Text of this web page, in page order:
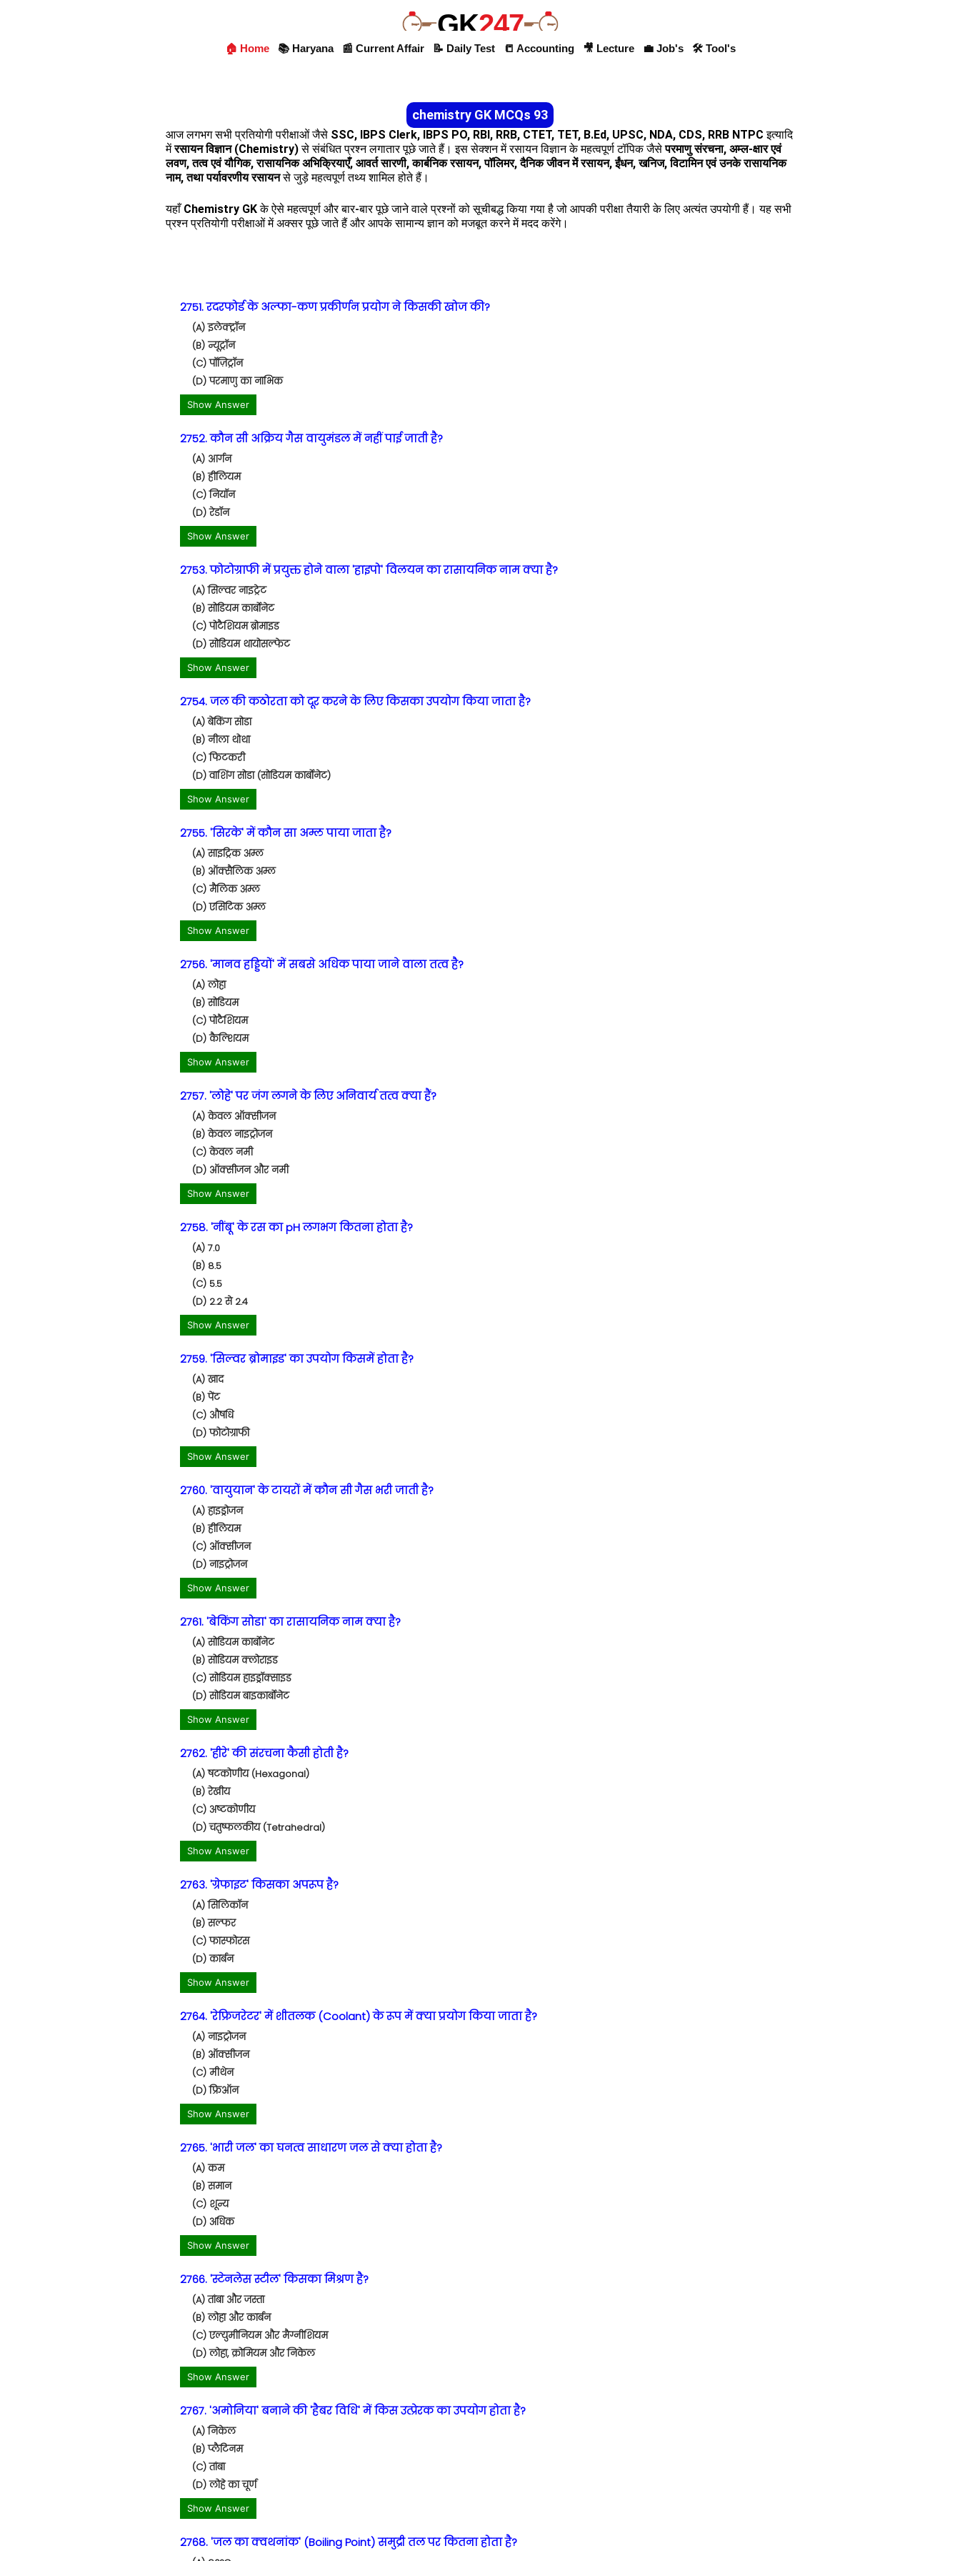
GK247
🏠 Home 📚 Haryana 📰 Current Affair 📝 Daily Test 📒 Accounting 🎥 Lecture 💼 Job's 🛠 Tool's
chemistry GK MCQs 93
आज लगभग सभी प्रतियोगी परीक्षाओं जैसे SSC, IBPS Clerk, IBPS PO, RBI, RRB, CTET, TET, B.Ed, UPSC, NDA, CDS, RRB NTPC इत्यादि
मेंरसायन विज्ञान (Chemistry)से संबंधित प्रश्न लगातार पूछे जाते हैं। इस सेक्शन में रसायन विज्ञान के महत्वपूर्ण टॉपिक जैसेपरमाणु संरचना, अम्ल-क्षार एवं
लवण, तत्व एवं यौगिक, रासायनिक अभिक्रियाएँ, आवर्त सारणी, कार्बनिक रसायन, पॉलिमर, दैनिक जीवन में रसायन, ईंधन, खनिज, विटामिन एवं उनके रासायनिक
नाम, तथा पर्यावरणीय रसायनसे जुड़े महत्वपूर्ण तथ्य शामिल होते हैं।
यहाँ Chemistry GKके ऐसे महत्वपूर्ण और बार-बार पूछे जाने वाले प्रश्नों को सूचीबद्ध किया गया है जो आपकी परीक्षा तैयारी के लिए अत्यंत उपयोगी हैं। यह सभी
प्रश्न प्रतियोगी परीक्षाओं में अक्सर पूछे जाते हैं और आपके सामान्य ज्ञान को मजबूत करने में मदद करेंगे।
2751. रदरफोर्ड के अल्फा-कण प्रकीर्णन प्रयोग ने किसकी खोज की?
(A) इलेक्ट्रॉन
(B) न्यूट्रॉन
(C) पॉज़िट्रॉन
(D) परमाणु का नाभिक
Show Answer
2752. कौन सी अक्रिय गैस वायुमंडल में नहीं पाई जाती है?
(A) आर्गन
(B) हीलियम
(C) नियॉन
(D) रेडॉन
Show Answer
2753. फोटोग्राफी में प्रयुक्त होने वाला 'हाइपो' विलयन का रासायनिक नाम क्या है?
(A) सिल्वर नाइट्रेट
(B) सोडियम कार्बोनेट
(C) पोटैशियम ब्रोमाइड
(D) सोडियम थायोसल्फेट
Show Answer
2754. जल की कठोरता को दूर करने के लिए किसका उपयोग किया जाता है?
(A) बेकिंग सोडा
(B) नीला थोथा
(C) फिटकरी
(D) वाशिंग सोडा (सोडियम कार्बोनेट)
Show Answer
2755. 'सिरके' में कौन सा अम्ल पाया जाता है?
(A) साइट्रिक अम्ल
(B) ऑक्सैलिक अम्ल
(C) मैलिक अम्ल
(D) एसिटिक अम्ल
Show Answer
2756. 'मानव हड्डियों' में सबसे अधिक पाया जाने वाला तत्व है?
(A) लोहा
(B) सोडियम
(C) पोटैशियम
(D) कैल्शियम
Show Answer
2757. 'लोहे' पर जंग लगने के लिए अनिवार्य तत्व क्या हैं?
(A) केवल ऑक्सीजन
(B) केवल नाइट्रोजन
(C) केवल नमी
(D) ऑक्सीजन और नमी
Show Answer
2758. 'नींबू' के रस का pH लगभग कितना होता है?
(A) 7.0
(B) 8.5
(C) 5.5
(D) 2.2 से 2.4
Show Answer
2759. 'सिल्वर ब्रोमाइड' का उपयोग किसमें होता है?
(A) खाद
(B) पेंट
(C) औषधि
(D) फोटोग्राफी
Show Answer
2760. 'वायुयान' के टायरों में कौन सी गैस भरी जाती है?
(A) हाइड्रोजन
(B) हीलियम
(C) ऑक्सीजन
(D) नाइट्रोजन
Show Answer
2761. 'बेकिंग सोडा' का रासायनिक नाम क्या है?
(A) सोडियम कार्बोनेट
(B) सोडियम क्लोराइड
(C) सोडियम हाइड्रॉक्साइड
(D) सोडियम बाइकार्बोनेट
Show Answer
2762. 'हीरे' की संरचना कैसी होती है?
(A) षटकोणीय (Hexagonal)
(B) रेखीय
(C) अष्टकोणीय
(D) चतुष्फलकीय (Tetrahedral)
Show Answer
2763. 'ग्रेफाइट' किसका अपरूप है?
(A) सिलिकॉन
(B) सल्फर
(C) फास्फोरस
(D) कार्बन
Show Answer
2764. 'रेफ्रिजरेटर' में शीतलक (Coolant) के रूप में क्या प्रयोग किया जाता है?
(A) नाइट्रोजन
(B) ऑक्सीजन
(C) मीथेन
(D) फ्रिऑन
Show Answer
2765. 'भारी जल' का घनत्व साधारण जल से क्या होता है?
(A) कम
(B) समान
(C) शून्य
(D) अधिक
Show Answer
2766. 'स्टेनलेस स्टील' किसका मिश्रण है?
(A) तांबा और जस्ता
(B) लोहा और कार्बन
(C) एल्युमीनियम और मैग्नीशियम
(D) लोहा, क्रोमियम और निकेल
Show Answer
2767. 'अमोनिया' बनाने की 'हैबर विधि' में किस उत्प्रेरक का उपयोग होता है?
(A) निकेल
(B) प्लैटिनम
(C) तांबा
(D) लोहे का चूर्ण
Show Answer
2768. 'जल का क्वथनांक' (Boiling Point) समुद्री तल पर कितना होता है?